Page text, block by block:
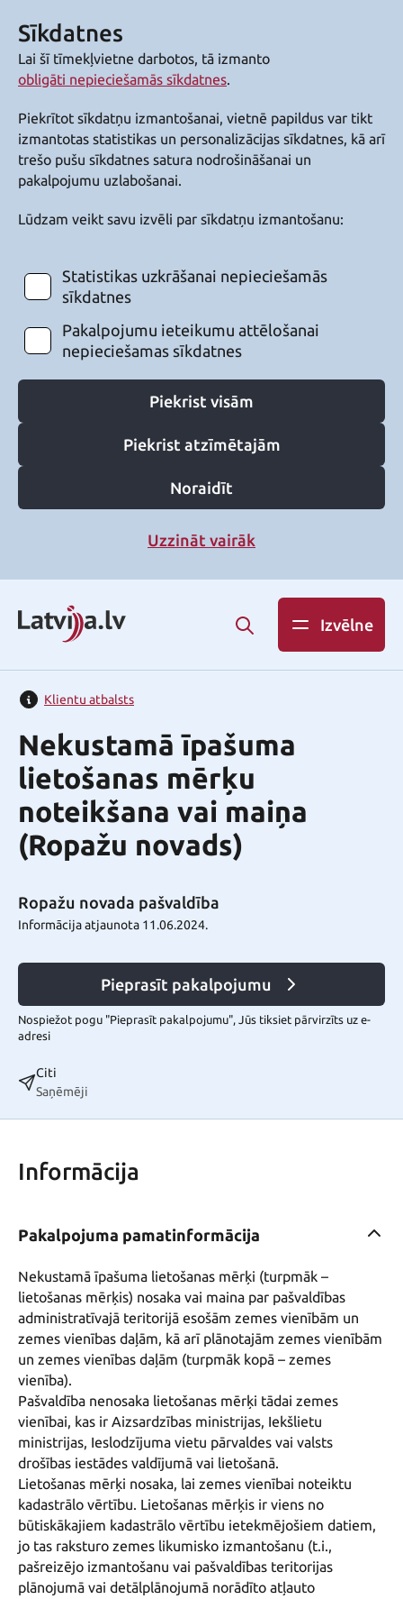
Sīkdatnes
Lai šī tīmekļvietne darbotos, tā izmanto
obligāti nepieciešamās sīkdatnes.
Piekrītot sīkdatņu izmantošanai, vietnē papildus var tikt
izmantotas statistikas un personalizācijas sīkdatnes, kā arī
trešo pušu sīkdatnes satura nodrošināšanai un
pakalpojumu uzlabošanai.
Lūdzam veikt savu izvēli par sīkdatņu izmantošanu:
Statistikas uzkrāšanai nepieciešamās
sīkdatnes
Pakalpojumu ieteikumu attēlošanai
nepieciešamas sīkdatnes
Piekrist visām
Piekrist atzīmētajām
Noraidīt
Uzzināt vairāk
Izvēlne
Klientu atbalsts
Nekustamā īpašuma
lietošanas mērķu
noteikšana vai maiņa
(Ropažu novads)
Ropažu novada pašvaldība
Informācija atjaunota 11.06.2024.
Pieprasīt pakalpojumu
Nospiežot pogu "Pieprasīt pakalpojumu", Jūs tiksiet pārvirzīts uz e-
adresi
Citi
Saņēmēji
Informācija
Pakalpojuma pamatinformācija
Nekustamā īpašuma lietošanas mērķi (turpmāk –
lietošanas mērķis) nosaka vai maina par pašvaldības
administratīvajā teritorijā esošām zemes vienībām un
zemes vienības daļām, kā arī plānotajām zemes vienībām
un zemes vienības daļām (turpmāk kopā – zemes
vienība).
Pašvaldība nenosaka lietošanas mērķi tādai zemes
vienībai, kas ir Aizsardzības ministrijas, Iekšlietu
ministrijas, Ieslodzījuma vietu pārvaldes vai valsts
drošības iestādes valdījumā vai lietošanā.
Lietošanas mērķi nosaka, lai zemes vienībai noteiktu
kadastrālo vērtību. Lietošanas mērķis ir viens no
būtiskākajiem kadastrālo vērtību ietekmējošiem datiem,
jo tas raksturo zemes likumisko izmantošanu (t.i.,
pašreizējo izmantošanu vai pašvaldības teritorijas
plānojumā vai detālplānojumā norādīto atļauto